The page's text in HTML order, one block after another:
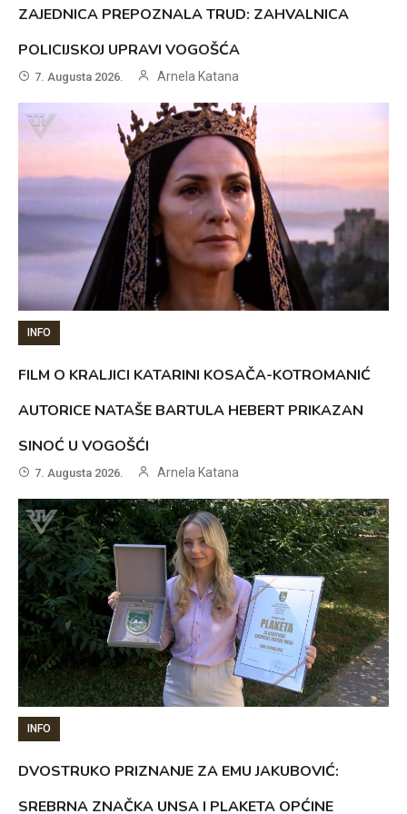
ZAJEDNICA PREPOZNALA TRUD: ZAHVALNICA
POLICIJSKOJ UPRAVI VOGOŠĆA
7. Augusta 2026. Arnela Katana
INFO
FILM O KRALJICI KATARINI KOSAČA-KOTROMANIĆ
AUTORICE NATAŠE BARTULA HEBERT PRIKAZAN
SINOĆ U VOGOŠĆI
7. Augusta 2026. Arnela Katana
INFO
DVOSTRUKO PRIZNANJE ZA EMU JAKUBOVIĆ:
SREBRNA ZNAČKA UNSA I PLAKETA OPĆINE